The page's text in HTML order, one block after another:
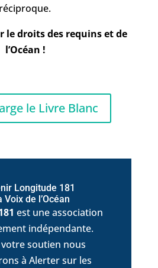
le droits des requins et de
l’Océan !
le Livre Blanc
Longitude 181
Voix de l’Océan
est une association
indépendante.
votre soutien nous
à Alerter sur les